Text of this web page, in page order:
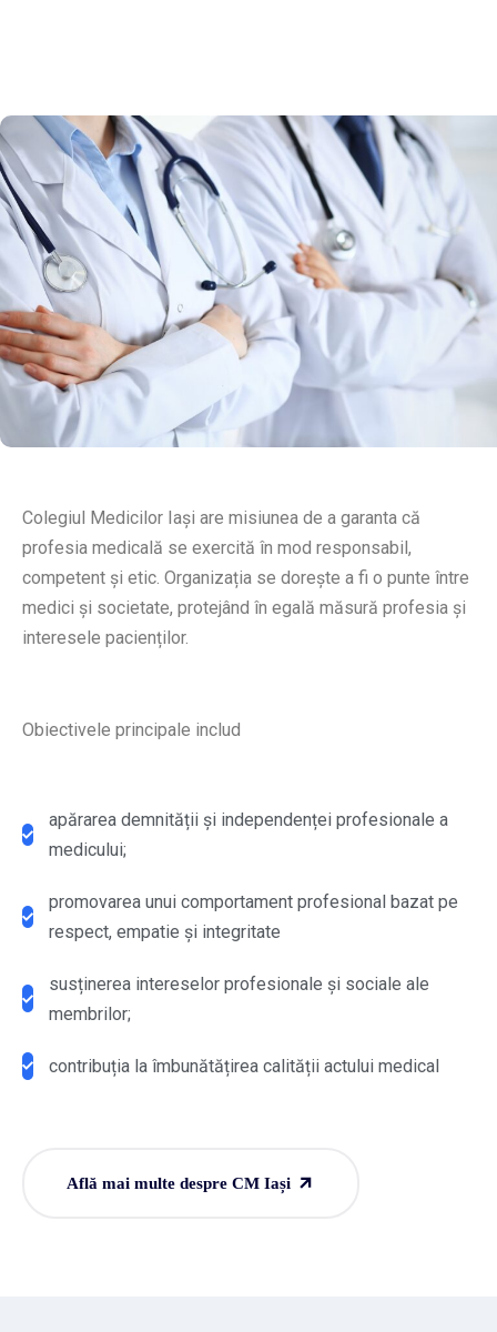
Colegiul Medicilor Iași are misiunea de a garanta că
profesia medicală se exercită în mod responsabil,
competent și etic. Organizația se dorește a fi o punte între
medici și societate, protejând în egală măsură profesia și
interesele pacienților.
Obiectivele principale includ
apărarea demnității și independenței profesionale a
medicului;
promovarea unui comportament profesional bazat pe
respect, empatie și integritate
susținerea intereselor profesionale și sociale ale
membrilor;
contribuția la îmbunătățirea calității actului medical
Află mai multe despre CM Iași